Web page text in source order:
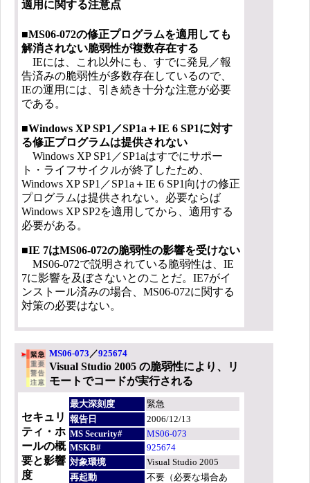
適用に関する注意点
■MS06-072の修正プログラムを適用しても
解消されない脆弱性が複数存在する
IEには、これ以外にも、すでに発見／報
告済みの脆弱性が多数存在しているので、
IEの運用には、引き続き十分な注意が必要
である。
■Windows XP SP1／SP1a＋IE 6 SP1に対す
る修正プログラムは提供されない
Windows XP SP1／SP1aはすでにサポー
ト・ライフサイクルが終了したため、
Windows XP SP1／SP1a＋IE 6 SP1向けの修正
プログラムは提供されない。必要ならば
Windows XP SP2を適用してから、適用する
必要がある。
■IE 7はMS06-072の脆弱性の影響を受けない
MS06-072で説明されている脆弱性は、IE
7に影響を及ぼさないとのことだ。IE7がイ
ンストール済みの場合、MS06-072に関する
対策の必要はない。
MS06-073 ／925674
Visual Studio 2005 の脆弱性により、リ
モートでコードが実行される
最大深刻度
緊急
報告日
2006/12/13
MS Security#
MS06-073
MSKB#
925674
対象環境
Visual Studio 2005
再起動
不要（必要な場合あ
セキュリ
ティ・ホ
ールの概
要と影響
度